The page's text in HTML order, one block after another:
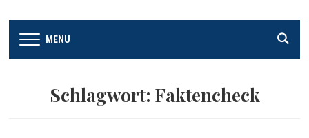
MENU
Schlagwort: Faktencheck